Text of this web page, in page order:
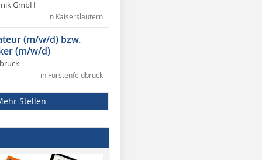
GmbH
in Kaiserslautern
(m/w/d) bzw.
(m/w/d)
in Fürstenfeldbruck
Stellen